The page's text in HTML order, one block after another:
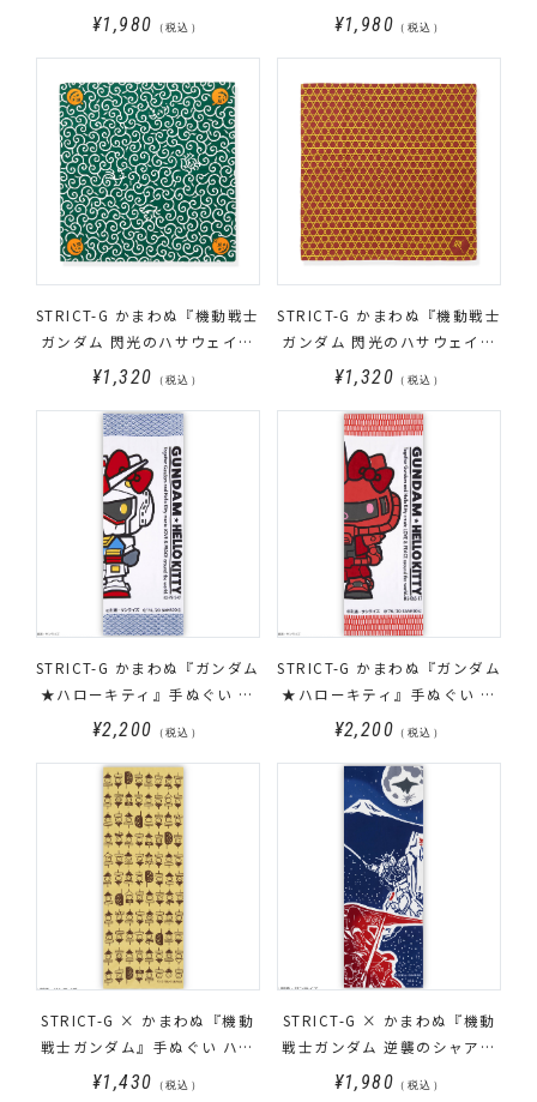
てぬぐい 目かづらパンプキン
¥1,980 （税込）
てぬぐい マフティー 若松菱柄
¥1,980 （税込）
STRICT-G かまわぬ『機動戦士
ガンダム 閃光のハサウェイ』
風呂敷 ハイジャック唐草柄
¥1,320 （税込）
STRICT-G かまわぬ『機動戦士
ガンダム 閃光のハサウェイ』
風呂敷 マフティー かごめ柄
¥1,320 （税込）
STRICT-G かまわぬ『ガンダム
★ハローキティ』手ぬぐい ガ
ンダム★ハローキティ柄
¥2,200 （税込）
STRICT-G かまわぬ『ガンダム
★ハローキティ』手ぬぐい シ
ャア専用ザクII ★ ハローキテ
¥2,200 （税込）
STRICT-G × かまわぬ『機動
戦士ガンダム』手ぬぐい ハロ
静岡おでん柄
¥1,430 （税込）
STRICT-G × かまわぬ『機動
戦士ガンダム 逆襲のシャア』
手ぬぐい 富士決戦柄
¥1,980 （税込）